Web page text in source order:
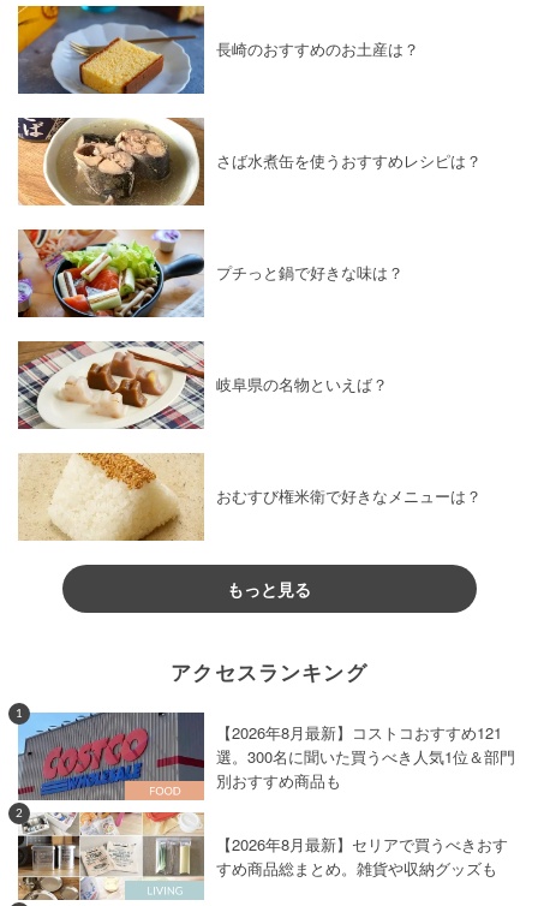
長崎のおすすめのお土産は？
さば水煮缶を使うおすすめレシピは？
プチっと鍋で好きな味は？
岐阜県の名物といえば？
おむすび権米衛で好きなメニューは？
もっと見る
アクセスランキング
1
【2026年8月最新】コストコおすすめ121
選。300名に聞いた買うべき人気1位＆部門
別おすすめ商品も
2
【2026年8月最新】セリアで買うべきおす
すめ商品総まとめ。雑貨や収納グッズも